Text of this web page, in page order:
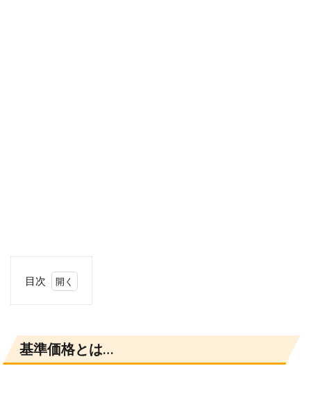
目次
価
格
と
基準価格とは…